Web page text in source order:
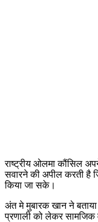
राष्ट्रीय ओलमा कौंसिल
सवारने की अपील करती है
किया जा सके।
अंत मे मुबारक खान ने बताया
प्रणाली को लेकर सामजिक